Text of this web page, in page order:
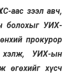
аас зээл авч,
болохыг УИХ-
прокурор
хэлж, УИХ-ын
өгөхийг хүсч